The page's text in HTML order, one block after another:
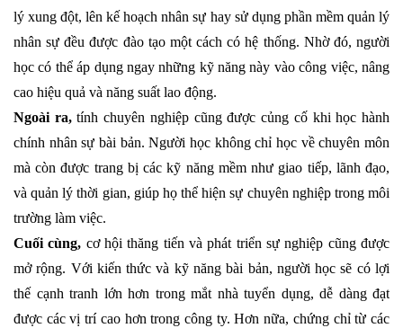
lý xung đột, lên kế hoạch nhân sự hay sử dụng phần mềm quản lý
nhân sự đều được đào tạo một cách có hệ thống. Nhờ đó, người
học có thể áp dụng ngay những kỹ năng này vào công việc, nâng
cao hiệu quả và năng suất lao động.
Ngoài ra,tính chuyên nghiệp cũng được củng cố khi học hành
chính nhân sự bài bản. Người học không chỉ học về chuyên môn
mà còn được trang bị các kỹ năng mềm như giao tiếp, lãnh đạo,
và quản lý thời gian, giúp họ thể hiện sự chuyên nghiệp trong môi
trường làm việc.
Cuối cùng, cơ hội thăng tiến và phát triển sự nghiệp cũng được
mở rộng. Với kiến thức và kỹ năng bài bản, người học sẽ có lợi
thế cạnh tranh lớn hơn trong mắt nhà tuyển dụng, dễ dàng đạt
được các vị trí cao hơn trong công ty. Hơn nữa, chứng chỉ từ các